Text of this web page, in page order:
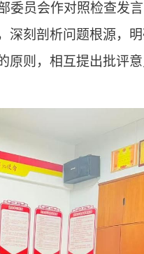
委员会作对照检查发
深刻剖析问题根源，
原则，相互提出批评